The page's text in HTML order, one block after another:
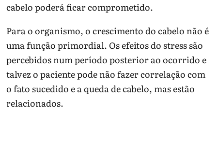
cabelo poderá ficar comprometido.
Para o organismo, o crescimento do cabelo não é
uma função primordial. Os efeitos do stress são
percebidos num período posterior ao ocorrido e
talvez o paciente pode não fazer correlação com
o fato sucedido e a queda de cabelo, mas estão
relacionados.